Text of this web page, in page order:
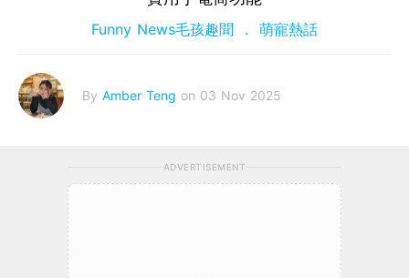
Funny News毛孩趣聞 萌寵熱話
By Amber Teng on 03 Nov 2025
ADVERTISEMENT